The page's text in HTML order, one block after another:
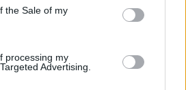
the Sale of my
processing my
Advertising.
pedig bizonyítja,
valóban képes hidat
ügyek és a